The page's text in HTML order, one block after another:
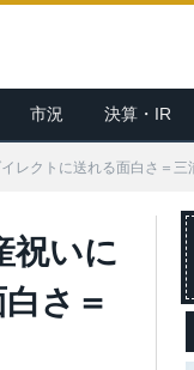
市況 決算・IR
レクトに送れる面白さ＝三
祝いに
さ＝